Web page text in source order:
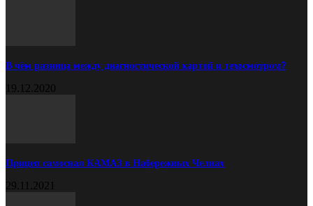
В чём разница между диагностической картой и техосмотром?
19.12.2020
Прицеп самосвал КАМАЗ в Набережных Челнах
29.11.2021